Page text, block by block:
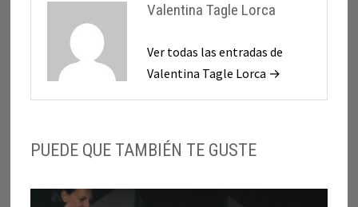
Valentina Tagle Lorca
Ver todas las entradas de
Valentina Tagle Lorca →
PUEDE QUE TAMBIÉN TE GUSTE